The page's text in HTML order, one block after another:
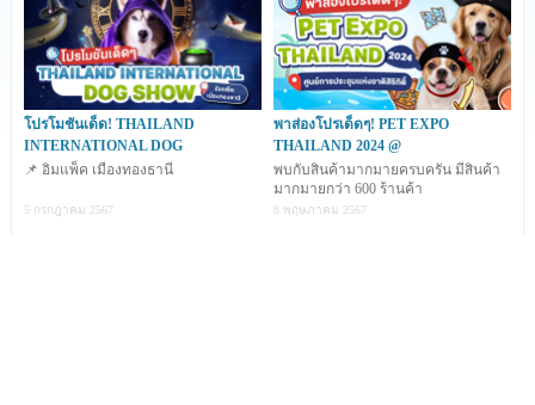
ใน อินสตาแกรมเอาไว้ให้แล้วจ้า ไปดูกันเลย
โปรโมชันเด็ด! THAILAND
INTERNATIONAL DOG
📌 อิมแพ็ค เมืองทองธานี
5 กรกฎาคม 2567
พาส่องโปรเด็ดๆ! PET EXPO
THAILAND 2024 @
พบกับสินค้ามากมายครบครัน มีสินค้า
มากมายกว่า 600 ร้านค้า
8 พฤษภาคม 2567